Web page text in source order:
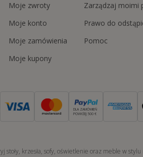
Moje zwroty
Moje konto
Moje zamówienia
Moje kupony
Zarządzaj moimi
Prawo do
Pomoc
DLA ZAMÓWIEŃ
POWYŻEJ 500 €
krzesła, sofy, oświetlenie oraz meble w